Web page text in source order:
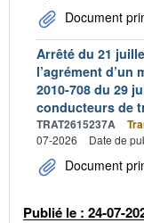
Document
Arrêté du 21
l’agrément d’un
2010-708 du 29
conducteurs de
TRAT2615237A
07-2026
Date de
Document
Publié le : 24-07-